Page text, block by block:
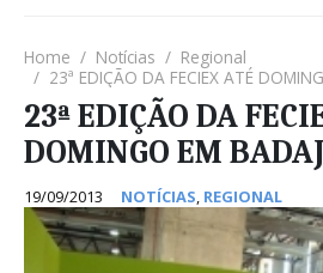
Home Notícias
Regional
23ª EDIÇÃO DA FECIEX ATÉ
23ª EDIÇÃO DA
DOMINGO EM
19/09/2013 NOTÍCIAS, REGIONAL